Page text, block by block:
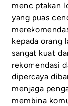
menciptakan
yang puas
kepada orang
sangat kuat
rekomendasi
dipercaya
menjaga
membina